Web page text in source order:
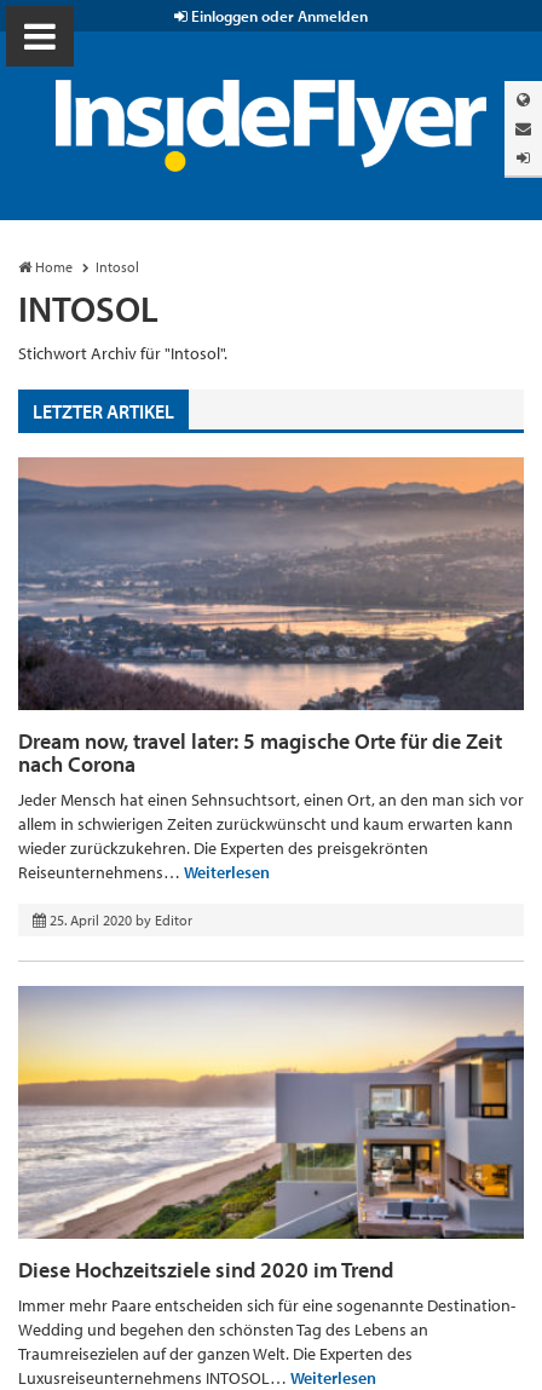
Einloggen oder Anmelden
Home Intosol
INTOSOL
Stichwort Archiv für "Intosol".
LETZTER ARTIKEL
Dream now, travel later: 5 magische Orte für die Zeit
nach Corona
Jeder Mensch hat einen Sehnsuchtsort, einen Ort, an den man sich vor
allem in schwierigen Zeiten zurückwünscht und kaum erwarten kann
wieder zurückzukehren. Die Experten des preisgekrönten
Reiseunternehmens… Weiterlesen
25. April 2020 by Editor
Diese Hochzeitsziele sind 2020 im Trend
Immer mehr Paare entscheiden sich für eine sogenannte Destination-
Wedding und begehen den schönsten Tag des Lebens an
Traumreisezielen auf der ganzen Welt. Die Experten des
Luxusreiseunternehmens INTOSOL… Weiterlesen